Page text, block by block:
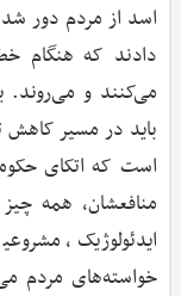
اسد از مردم دور
دادند که هنگام
می‌کنند و می‌روند.
باید در مسیر کاهش
است که اتکای
منافعشان، همه
ایدئولوژیک،
خواسته‌های مردم